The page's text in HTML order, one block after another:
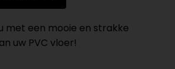
met een mooie en strakke
uw PVC vloer!